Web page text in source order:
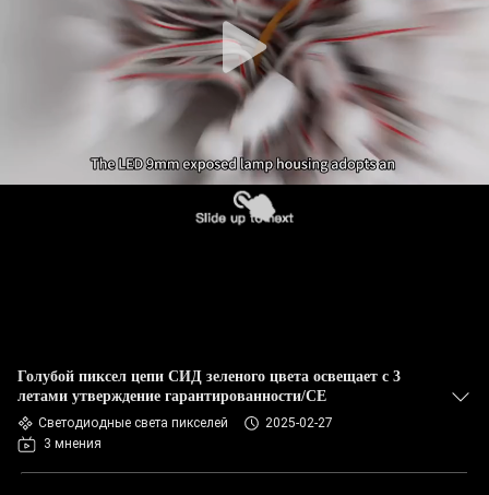
Голубой пиксел цепи СИД зеленого цвета освещает с 3
летами утверждение гарантированности/CE
Светодиодные света пикселей
2025-02-27
3 мнения